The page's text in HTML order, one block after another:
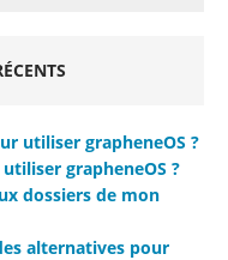
utiliser grapheneOS ?
grapheneOS ?
dossiers de mon
alternatives pour